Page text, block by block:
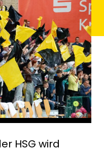
HSG wird